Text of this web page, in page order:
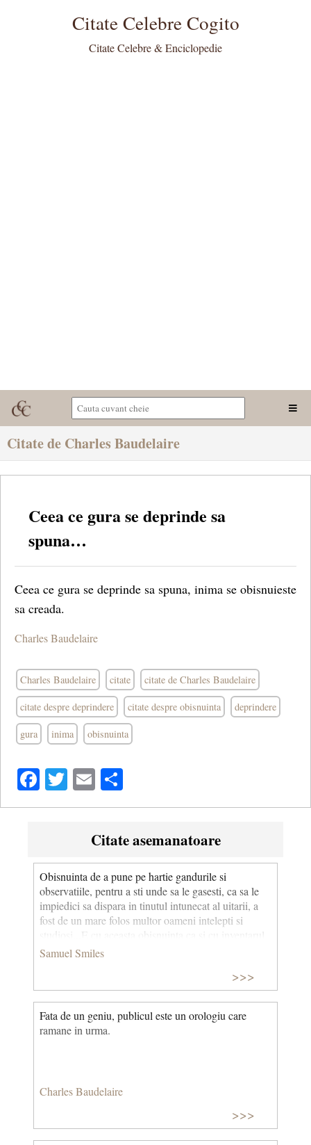
Citate Celebre Cogito
Citate Celebre & Enciclopedie
Citate de Charles Baudelaire
Ceea ce gura se deprinde sa
spuna…
Ceea ce gura se deprinde sa spuna, inima se obisnuieste
sa creada.
Charles Baudelaire
Charles Baudelaire citate citate de Charles Baudelaire
citate despre deprindere citate despre obisnuinta deprindere
gura inima obisnuinta
Facebook
Twitter
Email
Citate asemanatoare
Obisnuinta de a pune pe hartie gandurile si
observatiile, pentru a sti unde sa le gasesti, ca sa le
impiedici sa dispara in tinutul intunecat al uitarii, a
fost de un mare folos multor oameni intelepti si
studiosi...E cu aceasta obisnuinta ca si cu inventarul
marfurilor, fara de care n-ai sti niciodata ce ai, nici ce
Samuel Smiles
>>>
Fata de un geniu, publicul este un orologiu care
ramane in urma.
Charles Baudelaire
>>>